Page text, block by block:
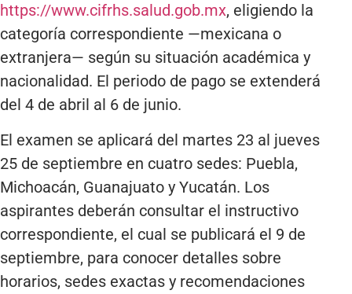
https://www.cifrhs.salud.gob.mx, eligiendo la
categoría correspondiente —mexicana o
extranjera— según su situación académica y
nacionalidad. El periodo de pago se extenderá
del 4 de abril al 6 de junio.
El examen se aplicará del martes 23 al jueves
25 de septiembre en cuatro sedes: Puebla,
Michoacán, Guanajuato y Yucatán. Los
aspirantes deberán consultar el instructivo
correspondiente, el cual se publicará el 9 de
septiembre, para conocer detalles sobre
horarios, sedes exactas y recomendaciones